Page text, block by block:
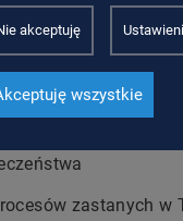
elektroniczne
składowanym w
zastanych w
akceptuję
wszystkie